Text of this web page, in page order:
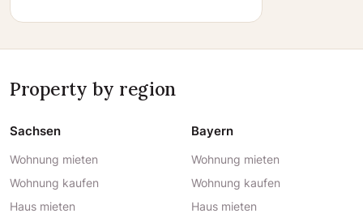
Property by region
Sachsen
Wohnung mieten
Wohnung kaufen
Haus mieten
Bayern
Wohnung mieten
Wohnung kaufen
Haus mieten